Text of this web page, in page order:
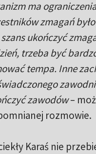
ma
zmagań
ukończyć
trzeba być
tempa. Inne
zawodów–
rozmowie.
Karaś nie